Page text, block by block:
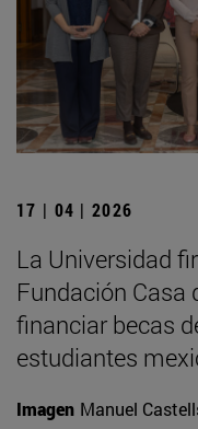
17 | 04 | 2026
La Universidad
Fundación Casa
financiar becas
estudiantes
Imagen Manuel